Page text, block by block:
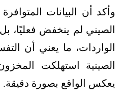
وأكد أن البيانات
الصيني لم ينخفض فعليًا،
الواردات، ما يعني أن
الصينية استهلكت
يعكس الواقع بصورة دقيقة.